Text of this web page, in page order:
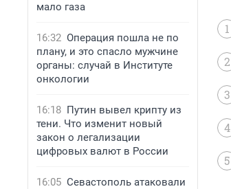
мало газа
16:32 Операция пошла не по
плану, и это спасло мужчине
органы: случай в Институте
онкологии
16:18 Путин вывел крипту из
тени. Что изменит новый
закон о легализации
цифровых валют в России
16:05 Севастополь атаковали
1
2
3
4
5